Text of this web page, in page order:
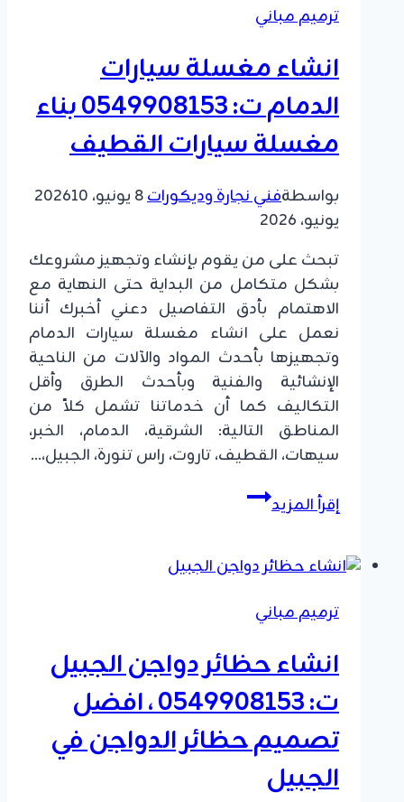
ترميم مباني
انشاء مغسلة سيارات
الدمام ت: 0549908153 بناء
مغسلة سيارات القطيف
بواسطةفني نجارة وديكورات8 يونيو، 2026
10
يونيو، 2026
تبحث على من يقوم بإنشاء وتجهيز مشروعك
بشكل متكامل من البداية حتى النهاية مع
الاهتمام بأدق التفاصيل دعني أخبرك أننا
نعمل على انشاء مغسلة سيارات الدمام
وتجهيزها بأحدث المواد والآلات من الناحية
الإنشائية والفنية وبأحدث الطرق وأقل
التكاليف كما أن خدماتنا تشمل كلاً من
المناطق التالية: الشرقية، الدمام، الخبر،
سيهات، القطيف، تاروت، راس تنورة، الجبيل،…
إقرأ المزيدانشاء
مغسلة
الدمام
0549908153
مغسلة
سيارات
القطيف
ترميم مباني
انشاء حظائر دواجن الجبيل
ت: 0549908153 ، افضل
تصميم حظائر الدواجن في
الجبيل